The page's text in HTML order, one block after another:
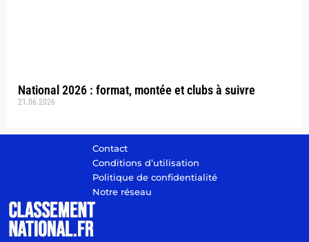
National 2026 : format, montée et clubs à suivre
21.06.2026
Contact
Conditions d’utilisation
Politique de confidentialité
Notre réseau